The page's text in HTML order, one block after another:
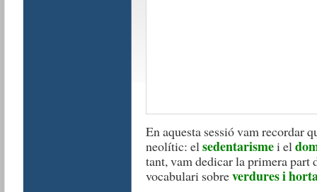
En aquesta sessió vam recordar
neolític: elsedentarismei el
tant, vam dedicar la primera part
vocabulari sobreverdures i